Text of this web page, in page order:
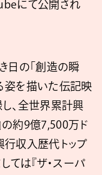
にて公開され
日の「創造の瞬
姿を描いた伝記映
、全世界累計興
の約9億7,500万ド
行収入歴代トップ
ては『ザ・スーパ